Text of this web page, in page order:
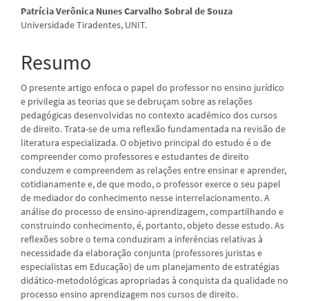
Conteúdo
do
artigo
principal
Patrícia Verônica Nunes Carvalho Sobral de Souza
Universidade Tiradentes, UNIT.
Resumo
O presente artigo enfoca o papel do professor no ensino jurídico
e privilegia as teorias que se debruçam sobre as relações
pedagógicas desenvolvidas no contexto acadêmico dos cursos
de direito. Trata-se de uma reflexão fundamentada na revisão de
literatura especializada. O objetivo principal do estudo é o de
compreender como professores e estudantes de direito
conduzem e compreendem as relações entre ensinar e aprender,
cotidianamente e, de que modo, o professor exerce o seu papel
de mediador do conhecimento nesse interrelacionamento. A
análise do processo de ensino-aprendizagem, compartilhando e
construindo conhecimento, é, portanto, objeto desse estudo. As
reflexões sobre o tema conduziram a inferências relativas à
necessidade da elaboração conjunta (professores juristas e
especialistas em Educação) de um planejamento de estratégias
didático-metodológicas apropriadas à conquista da qualidade no
processo ensino aprendizagem nos cursos de direito.